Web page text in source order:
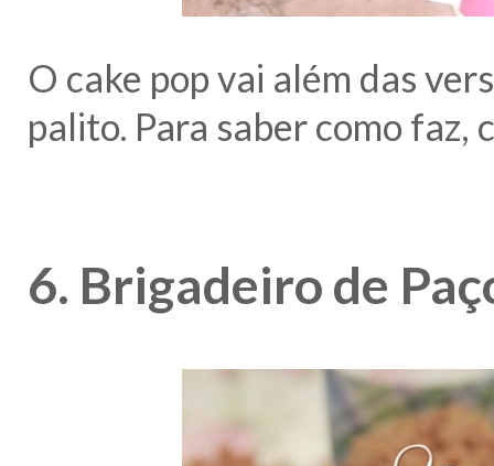
O cake pop vai além das
palito. Para saber como faz,
6. Brigadeiro de